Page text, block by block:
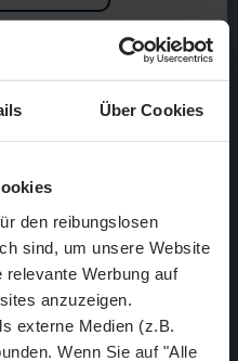
Über Cookies
den reibungslosen
sind, um unsere Website
Werbung auf
anzuzeigen.
externe Medien (z.B.
Wenn Sie auf "Alle
Und was
doch plötzlich
neues Video
die cleverste